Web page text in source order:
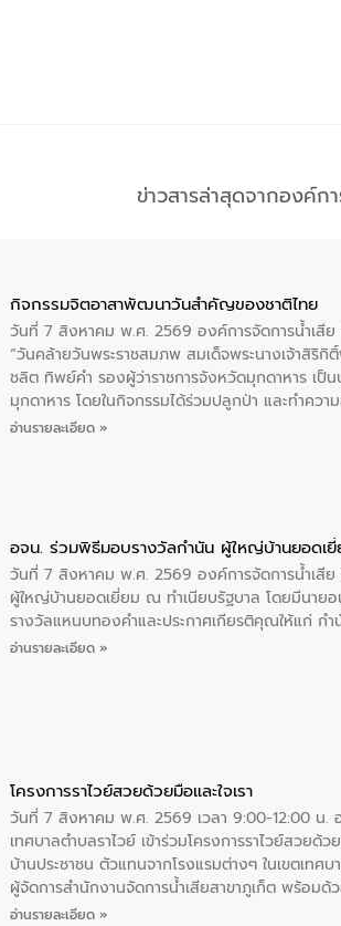
ข่าวสารล่าสุดจากองค์ก
กิจกรรมจิตอาสาพัฒนาวันสําคัญของชาติไทย
วันที่ 7 สิงหาคม พ.ศ. 2569 องค์การจัดการน้ำเสี
“วันคล้ายวันพระราชสมภพ สมเด็จพระนางเจ้าสิริ
ชลิต ทิพย์คำ รองผู้ว่าราชการจังหวัดมุกดาหาร เป็
มุกดาหาร โดยในกิจกรรมได้ร่วมปลูกป่า และทําคว
พระบรมราชินีนาถ พระบรมราชชนนีพันปีหลวง พร้
อ่านรายละเอียด »
อจน. ร่วมพิธีมอบรางวัลกำนัน ผู้ใหญ่บ้านยอดเ
วันที่ 7 สิงหาคม พ.ศ. 2569 องค์การจัดการน้ำเ
ผู้ใหญ่บ้านยอดเยี่ยม ณ ทำเนียบรัฐบาล โดยมีนาย
รางวัลแหนบทองคำและประกาศเกียรติคุณให้แก่ ก
อ่านรายละเอียด »
โครงการราไวย์สวยด้วยมือและใจเรา
วันที่ 7 สิงหาคม พ.ศ. 2569 เวลา 9:00-12:00 น.
เทศบาลตำบลราไวย์ เข้าร่วมโครงการราไวย์สวยด้
บ้านประชาชน ตัวแทนจากโรงแรมต่างๆ ในเขตเท
ผู้จัดการสำนักงานจัดการน้ำเสียสาขาภูเก็ต พร้อม
บริเวณแหลมพรหมเทพ หมู่ที่ 6 ตำบลราไวย์ อำเภอ
อ่านรายละเอียด »